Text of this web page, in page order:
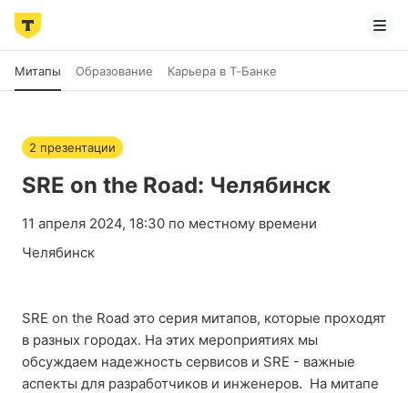
Митапы Образование Карьера в Т‑Банке
2 презентации
SRE on the Road: Челябинск
11 апреля 2024, 18:30 по местному времени
Челябинск
SRE on the Road это серия митапов, которые проходят
в разных городах. На этих мероприятиях мы
обсуждаем надежность сервисов и SRE - важные
аспекты для разработчиков и инженеров. На митапе